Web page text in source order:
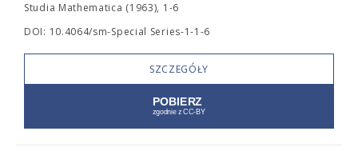
Studia Mathematica (1963), 1-6
DOI: 10.4064/sm-Special Series-1-1-6
SZCZEGÓŁY